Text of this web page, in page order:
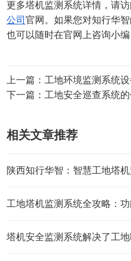
更多塔机监测系统详情，请访
公司官网。如果您对知行华
也可以随时在官网上咨询小编
上一篇：工地环境监测系统
下一篇：工地安全巡查系统
相关文章推荐
塔机安全监测系统解决了工地